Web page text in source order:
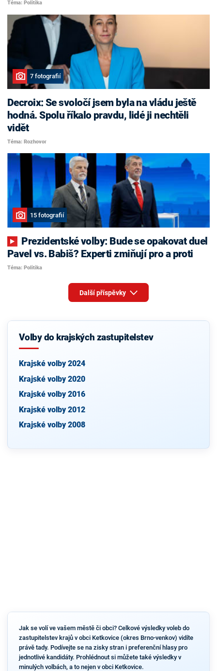
Téma: Politika
7 fotografií
Decroix: Se svoločí jsem byla na vládu ještě
hodná. Spolu říkalo pravdu, lidé ji nechtěli
vidět
Téma: Rozhovor
15 fotografií
Pavel vs. Babiš? Experti zmiňují pro a proti
Téma: Politika
Další příspěvky
Volby do krajských zastupitelstev
Krajské volby 2024
Krajské volby 2020
Krajské volby 2016
Krajské volby 2012
Krajské volby 2008
Jak se volí ve vašem městě či obci? Celkové výsledky voleb do
zastupitelstev krajů v obci Ketkovice (okres Brno-venkov) vidíte
právě tady. Podívejte se na zisky stran i preferenční hlasy pro
jednotlivé kandidáty. Prohlédnout si můžete také výsledky v
minulých volbách, a to nejen v obci Ketkovice.